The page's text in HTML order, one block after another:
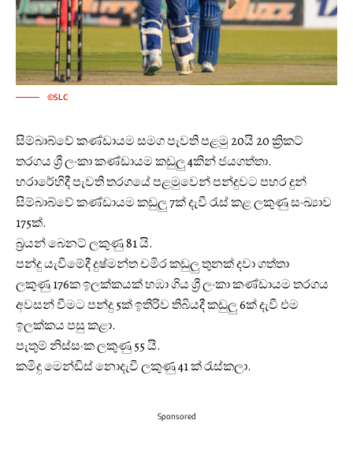
©SLC
සිම්බාබ්වේ කණ්ඩායම සමග පැවති පළමු 20යි 20 ක්‍රිකට්
තරගය ශ්‍රී ලංකා කණ්ඩායම කඩුලු 4කින් ජයගත්තා.
හරාරේහිදී පැවති තරගයේ පළමුවෙන් පන්දුවට පහර දුන්
සිම්බාබ්වේ කණ්ඩායම කඩුලු 7ක් දැවී රැස් කළ ලකුණු සංඛ්‍යාව
175ක්.
බ්‍රයන් බෙනට් ලකුණු 81 යි.
පන්දු යැවීමේදී දුෂ්මන්ත චමිර කඩුලු තුනක් දවා ගත්තා
ලකුණු 176ක ඉලක්කයක් හඹා ගිය ශ්‍රී ලංකා කණ්ඩායම තරගය
අවසන් වීමට පන්දු 5ක් ඉතිරිව තිබියදී කඩුලු 6ක් දැවී එම
ඉලක්කය පසු කළා.
පැතුම් නිස්සංක ලකුණු 55 යි.
කමිදු මෙන්ඩිස් නොදැවී ලකුණු 41 ක් රැස්කලා.
Sponsored